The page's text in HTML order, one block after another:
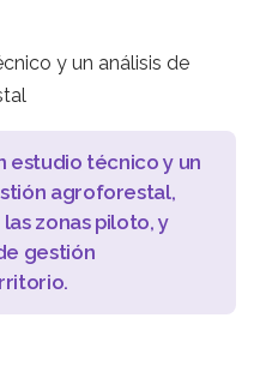
estudio técnico y un
agroforestal,
zonas piloto, y
gestión